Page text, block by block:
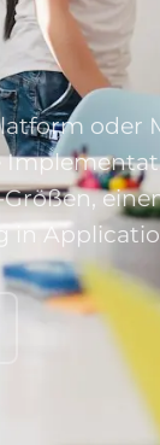
oder
in